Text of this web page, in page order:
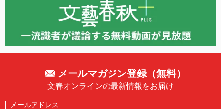
メールマガジン登録（無料）
文春オンラインの最新情報をお届け
メールアドレス